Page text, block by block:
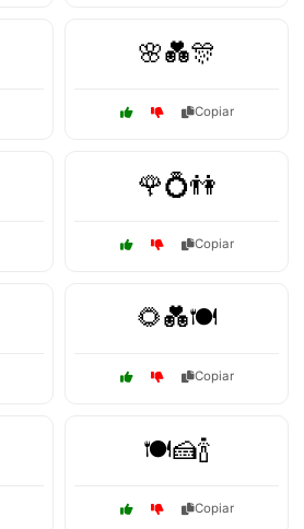
🌸💑🎊
Copiar
🌹💍👫
Copiar
🌻💑🍽️
Copiar
🍽️🍰🍾
Copiar